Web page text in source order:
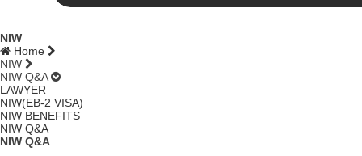
NIW
Home
NIW
NIW Q&A
LAWYER
NIW(EB-2 VISA)
NIW BENEFITS
NIW Q&A
NIW Q&A